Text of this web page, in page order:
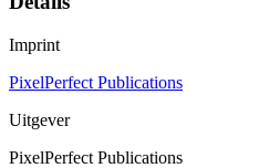
Imprint
PixelPerfect Publications
Uitgever
PixelPerfect Publications